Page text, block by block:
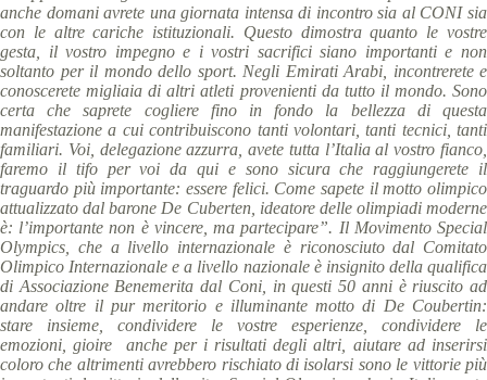
anche domani avrete una giornata intensa di incontro sia al CONI sia
con le altre cariche istituzionali. Questo dimostra quanto le vostre
gesta, il vostro impegno e i vostri sacrifici siano importanti e non
soltanto per il mondo dello sport. Negli Emirati Arabi, incontrerete e
conoscerete migliaia di altri atleti provenienti da tutto il mondo. Sono
certa che saprete cogliere fino in fondo la bellezza di questa
manifestazione a cui contribuiscono tanti volontari, tanti tecnici, tanti
familiari. Voi, delegazione azzurra, avete tutta l’Italia al vostro fianco,
faremo il tifo per voi da qui e sono sicura che raggiungerete il
traguardo più importante: essere felici. Come sapete il motto olimpico
attualizzato dal barone De Cuberten, ideatore delle olimpiadi moderne
è: l’importante non è vincere, ma partecipare”. Il Movimento Special
Olympics, che a livello internazionale è riconosciuto dal Comitato
Olimpico Internazionale e a livello nazionale è insignito della qualifica
di Associazione Benemerita dal Coni, in questi 50 anni è riuscito ad
andare oltre il pur meritorio e illuminante motto di De Coubertin:
stare insieme, condividere le vostre esperienze, condividere le
emozioni, gioire anche per i risultati degli altri, aiutare ad inserirsi
coloro che altrimenti avrebbero rischiato di isolarsi sono le vittorie più